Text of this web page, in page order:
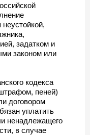
задатком и
законом или
кодекса
пеней)
договором
уплатить
ненадлежащего
в случае